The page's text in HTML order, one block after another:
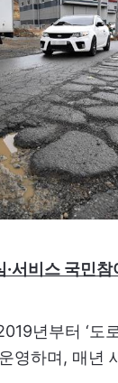
·서비스 국민참
년부터 ‘도
영하며, 매년